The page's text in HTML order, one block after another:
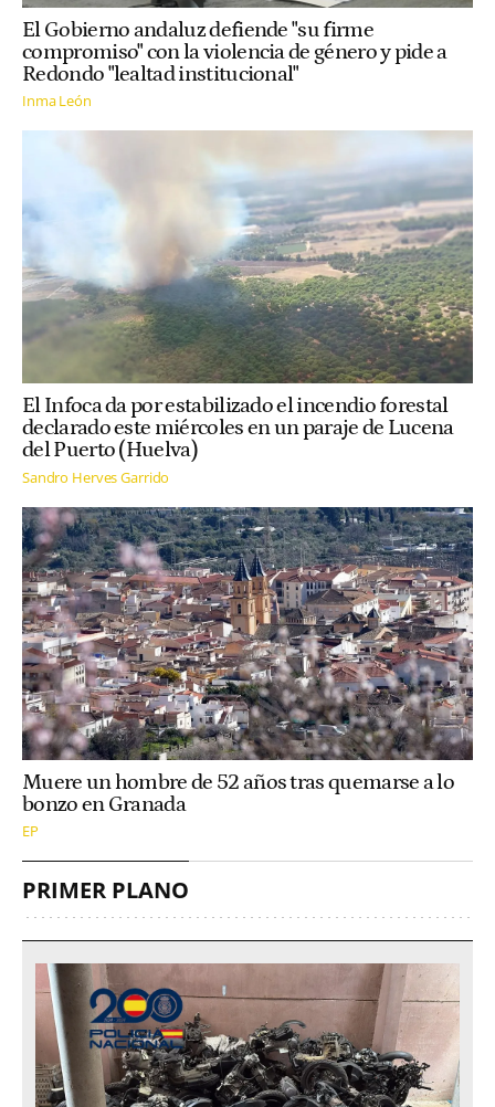
El Gobierno andaluz defiende "su firme
compromiso" con la violencia de género y pide a
Redondo "lealtad institucional"
Inma León
El Infoca da por estabilizado el incendio forestal
declarado este miércoles en un paraje de Lucena
del Puerto (Huelva)
Sandro Herves Garrido
Muere un hombre de 52 años tras quemarse a lo
bonzo en Granada
EP
PRIMER PLANO